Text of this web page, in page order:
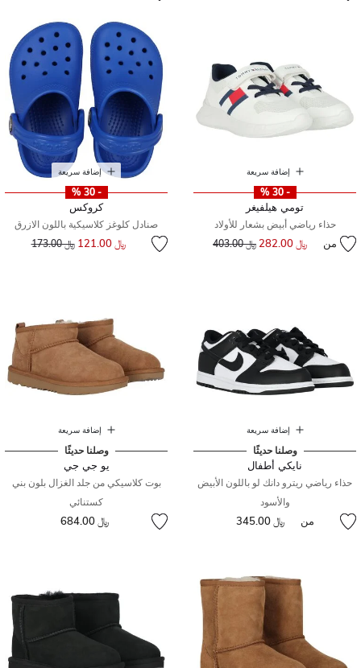
إضافة سريعة
- 30 %
تومي هيلفيغر
حذاء رياضي أبيض بشعار للأولاد
من ﷼ 282.00 سعر مخفض من﷼ 403.00
إضافة سريعة
- 30 %
كروكس
صنادل كلوغز كلاسيكية باللون الازرق
﷼ 121.00 سعر مخفض من
﷼ 173.00 إلى
إضافة سريعة
وصلنا حديثًا
نايكي أطفال
حذاء رياضي ريترو دانك لو باللون الأبيض
والأسود
من ﷼ 345.00
إضافة سريعة
وصلنا حديثًا
يو جي جي
بوت كلاسيكي من جلد الغزال بلون بني
كستنائي
﷼ 684.00